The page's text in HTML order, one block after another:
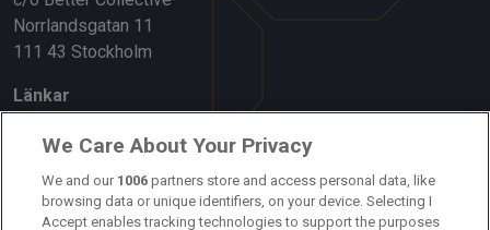
Norrlandsgatan 11
111 43 Stockholm
Länkar
Om oss
Kontakta oss
We Care About Your Privacy
We and our 1006 partners store and access personal data, like
browsing data or unique identifiers, on your device. Selecting I
Accept enables tracking technologies to support the purposes